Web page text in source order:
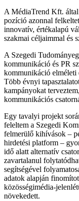
A MédiaTrend Kft.
pozíció azonnal
innovatív, értékalapú
szakmai céljaimmal és
A Szegedi
kommunikáció és PR
kommunikáció elméleti
Több évnyi
kampányokat
kommunikációs
Egy tavalyi projekt
feleltem a Szegedi
felmerülő kihívások –
hirdetési platform –
idő alatt alternatív
zavartalanul
segítségével
adatok alapján
közösségimédia-
növekedett.